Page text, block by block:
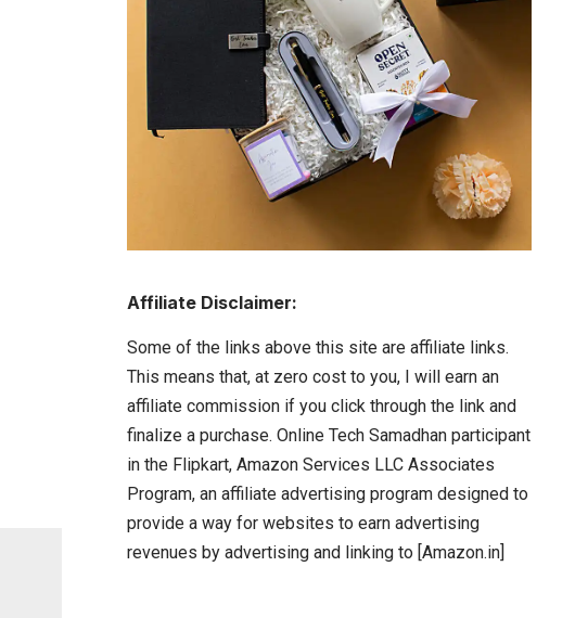
Affiliate Disclaimer:
Some of the links above this site are affiliate links.
This means that, at zero cost to you, I will earn an
affiliate commission if you click through the link and
finalize a purchase. Online Tech Samadhan participant
in the Flipkart, Amazon Services LLC Associates
Program, an affiliate advertising program designed to
provide a way for websites to earn advertising
revenues by advertising and linking to [Amazon.in]